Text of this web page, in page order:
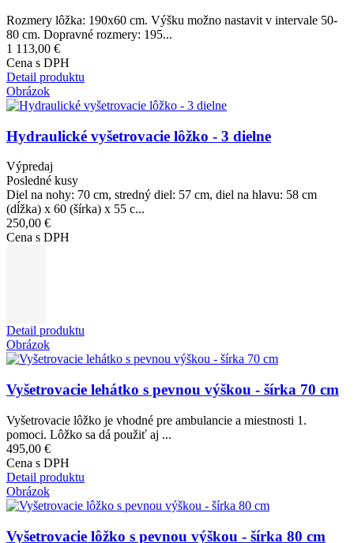
Rozmery lôžka: 190x60 cm. Výšku možno nastavit v intervale 50-
80 cm. Dopravné rozmery: 195...
1 113,00 €
Cena s DPH
Detail produktu
Obrázok
Hydraulické vyšetrovacie lôžko - 3 dielne
Výpredaj
Posledné kusy
Diel na nohy: 70 cm, stredný diel: 57 cm, diel na hlavu: 58 cm
(dĺžka) x 60 (šírka) x 55 c...
250,00 €
Cena s DPH
Detail produktu
Obrázok
Vyšetrovacie lehátko s pevnou výškou - šírka 70 cm
Vyšetrovacie lôžko je vhodné pre ambulancie a miestnosti 1.
pomoci. Lôžko sa dá použiť aj ...
495,00 €
Cena s DPH
Detail produktu
Obrázok
Vyšetrovacie lôžko s pevnou výškou - šírka 80 cm